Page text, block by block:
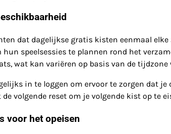
dat dagelijkse gratis kisten eenmaal
speelsessies te plannen rond het
wat kan variëren op basis van de tijdzone
in te loggen om ervoor te zorgen dat
volgende reset om je volgende kist op te
voor het opeisen